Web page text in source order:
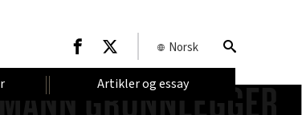
Norsk
Artikler og essay